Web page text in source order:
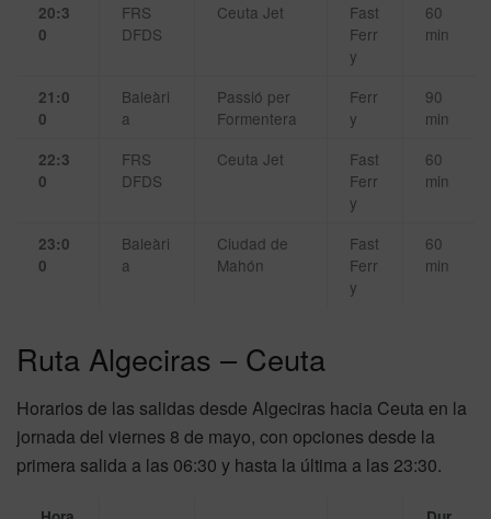
20:3
0
FRS
DFDS
Ceuta Jet
Fast
Ferr
y
60
min
21:0
0
Baleàri
a
Passió per
Formentera
Ferr
y
90
min
22:3
0
FRS
DFDS
Ceuta Jet
Fast
Ferr
y
60
min
23:0
0
Baleàri
a
Ciudad de
Mahón
Fast
Ferr
y
60
min
Ruta Algeciras – Ceuta
Horarios de las salidas desde Algeciras hacia Ceuta en la
jornada del viernes 8 de mayo, con opciones desde la
primera salida a las 06:30 y hasta la última a las 23:30.